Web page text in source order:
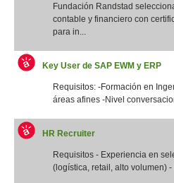
Fundación Randstad
contable y financiero con
para in...
Key User de SAP EWM y ERP
Requisitos: -Formación en
áreas afines -Nivel
HR Recruiter
Requisitos - Experiencia en
(logística, retail, alto volumen)